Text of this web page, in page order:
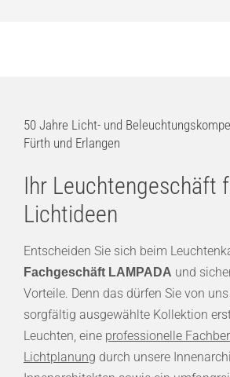
50 Jahre Licht- und
Fürth und Erlangen
Ihr Leuchtengeschäft
Lichtideen
Entscheiden Sie sich beim
Fachgeschäft LAMPADA und
Vorteile. Denn das dürfen Sie von
sorgfältig ausgewählte Kollektion
Leuchten, eine professionelle
Lichtplanung durch unsere